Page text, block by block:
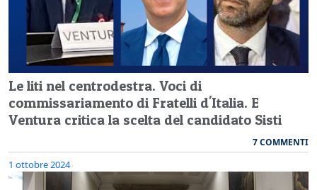
Le liti nel centrodestra. Voci di
commissariamento di Fratelli d'Italia. E
Ventura critica la scelta del candidato Sisti
7 COMMENTI
1 ottobre 2024